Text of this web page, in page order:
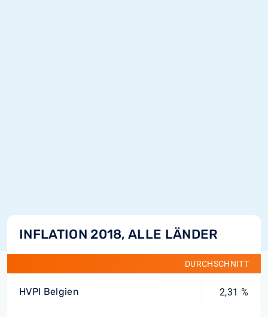
INFLATION 2018, ALLE LÄNDER
DURCHSCHNITT
HVPI Belgien 2,31 %